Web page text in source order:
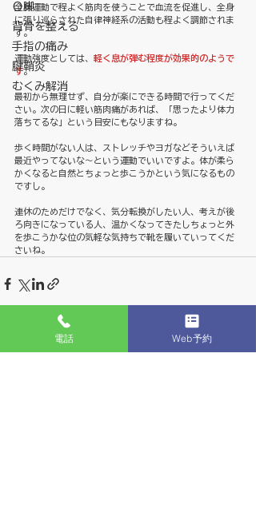
Ｏ脚
背骨を整える
手指の痛み
腱鞘炎
むくみ解消
全身運動で程よく筋肉を使うことで血流を促進し、全身
に張り巡らされた自律神経系の活動も程よく調節されま
す。
運動強度としては、 軽く息が弾む程度が効果的のようで
す。
最初から無理せず、自分が楽にできる時間で行ってくだ
さい。次の日に軽い筋肉痛があれば、「思ったより体力
落ちてるな」という目安にもなりますね。
歩く時間がない人は、ストレッチやヨガなどそういえば
最近やってないな～という運動でいいですよ。体が柔ら
かくなると自然とちょっと歩こうかという気になるもの
ですし。
連休のためだけでなく、気分転換がしたい人、考えが後
ろ向きになっている人、温かくなってきたしちょっと外
を歩こうかな位の気軽な気持ちで靴を履いていってくだ
さいね。
最新記事 すべて表示
電話 Web予約